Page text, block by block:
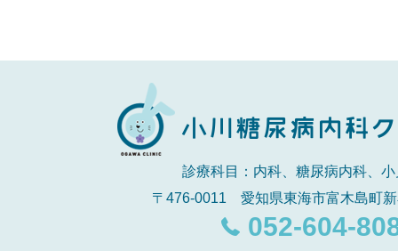
診療科目：内科、糖尿病内科、
〒476-0011 愛知県東海市富木島町
052-604-